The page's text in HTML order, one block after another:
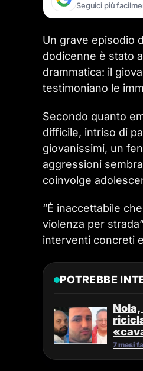
Seguici più
Un grave episodio
dodicenne è stato
drammatica: il
testimoniano le
Secondo quanto
difficile, intriso di
giovanissimi, un
aggressioni
coinvolge
“È inaccettabile
violenza per
interventi concreti
POTREBBE
7 mesi fa